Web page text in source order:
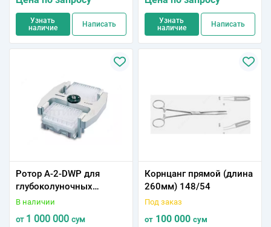
Узнать
наличие
Написать
Узнать
наличие
Написать
Ротор A-2-DWP для
глубоколуночных
планшетов (2 баки)
В наличии
от1 000 000 сум
Корнцанг прямой (длина
260мм) 148/54
Под заказ
от 100 000 сум